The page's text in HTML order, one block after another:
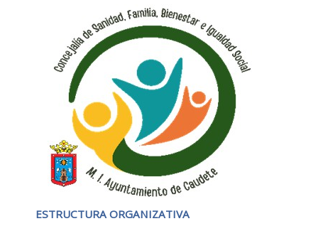
ESTRUCTURA ORGANIZATIVA